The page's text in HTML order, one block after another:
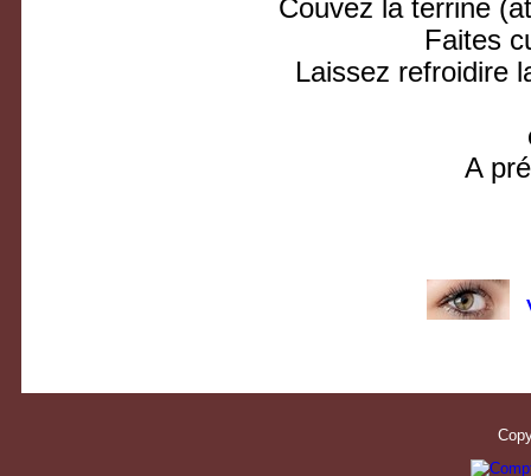
Couvez la terrine
Faites
Laissez refroidire
A